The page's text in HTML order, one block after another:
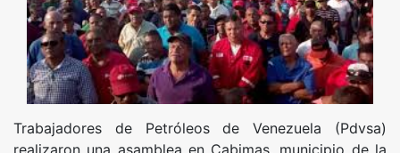
Trabajadores de Petróleos de Venezuela (Pdvsa)